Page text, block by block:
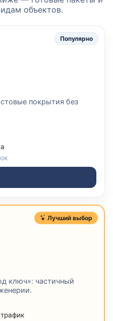
объектов.
Популярно
покрытия без
Лучший выбор
ключ»: частичный